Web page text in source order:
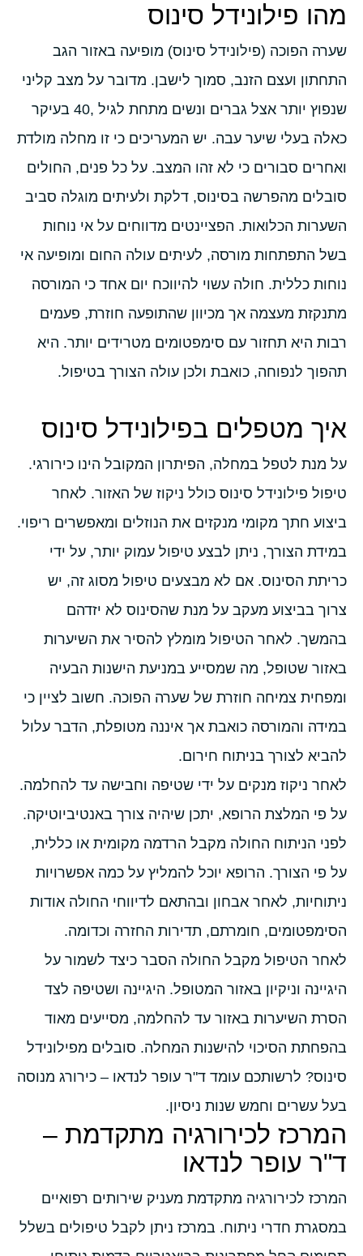
מהו פילונידל סינוס
שערה הפוכה (פילונידל סינוס) מופיעה באזור הגב
התחתון ועצם הזנב, סמוך לישבן. מדובר על מצב קליני
שנפוץ יותר אצל גברים ונשים מתחת לגיל ,40 בעיקר
כאלה בעלי שיער עבה. יש המעריכים כי זו מחלה מולדת
ואחרים סבורים כי לא זהו המצב. על כל פנים, החולים
סובלים מהפרשה בסינוס, דלקת ולעיתים מוגלה סביב
השערות הכלואות. הפציינטים מדווחים על אי נוחות
בשל התפתחות מורסה, לעיתים עולה החום ומופיעה אי
נוחות כללית. חולה עשוי להיווכח יום אחד כי המורסה
מתנקזת מעצמה אך מכיוון שהתופעה חוזרת, פעמים
רבות היא תחזור עם סימפטומים מטרידים יותר. היא
תהפוך לנפוחה, כואבת ולכן עולה הצורך בטיפול.
איך מטפלים בפילונידל סינוס
על מנת לטפל במחלה, הפיתרון המקובל הינו כירורגי.
טיפול פילונידל סינוס כולל ניקוז של האזור. לאחר
ביצוע חתך מקומי מנקזים את הנוזלים ומאפשרים ריפוי.
במידת הצורך, ניתן לבצע טיפול עמוק יותר, על ידי
כריתת הסינוס. אם לא מבצעים טיפול מסוג זה, יש
צרוך בביצוע מעקב על מנת שהסינוס לא יזדהם
בהמשך. לאחר הטיפול מומלץ להסיר את השיערות
באזור שטופל, מה שמסייע במניעת הישנות הבעיה
ומפחית צמיחה חוזרת של שערה הפוכה. חשוב לציין כי
במידה והמורסה כואבת אך איננה מטופלת, הדבר עלול
להביא לצורך בניתוח חירום.
לאחר ניקוז מנקים על ידי שטיפה וחבישה עד להחלמה.
על פי המלצת הרופא, יתכן שיהיה צורך באנטיביוטיקה.
לפני הניתוח החולה מקבל הרדמה מקומית או כללית,
על פי הצורך. הרופא יוכל להמליץ על כמה אפשרויות
ניתוחיות, לאחר אבחון ובהתאם לדיווחי החולה אודות
הסימפטומים, חומרתם, תדירות החזרה וכדומה.
לאחר הטיפול מקבל החולה הסבר כיצד לשמור על
היגיינה וניקיון באזור המטופל. היגיינה ושטיפה לצד
הסרת השיערות באזור עד להחלמה, מסייעים מאוד
בהפחתת הסיכוי להישנות המחלה. סובלים מפילונידל
סינוס? לרשותכם עומד ד"ר עופר לנדאו – כירורג מנוסה
בעל עשרים וחמש שנות ניסיון.
המרכז לכירורגיה מתקדמת –
ד"ר עופר לנדאו
המרכז לכירורגיה מתקדמת מעניק שירותים רפואיים
במסגרת חדרי ניתוח. במרכז ניתן לקבל טיפולים בשלל